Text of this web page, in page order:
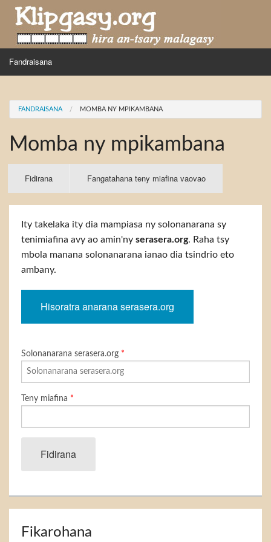
Skip to main content
MENU
Fandraisana
Hira nampidiriko
Hira tiako
Fidirana
You are here
FANDRAISANA MOMBA NY MPIKAMBANA
Momba ny mpikambana
Primary tabs
Fidirana Fangatahana teny miafina vaovao
Ity takelaka ity dia mampiasa ny solonanarana sy
tenimiafina avy ao amin'ny serasera.org. Raha tsy
mbola manana solonanarana ianao dia tsindrio eto
ambany.
Hisoratra anarana serasera.org
Solonanarana serasera.org *
Teny miafina *
Fidirana
Fikarohana